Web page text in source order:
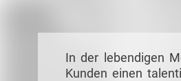
In der lebendigen
Kunden einen